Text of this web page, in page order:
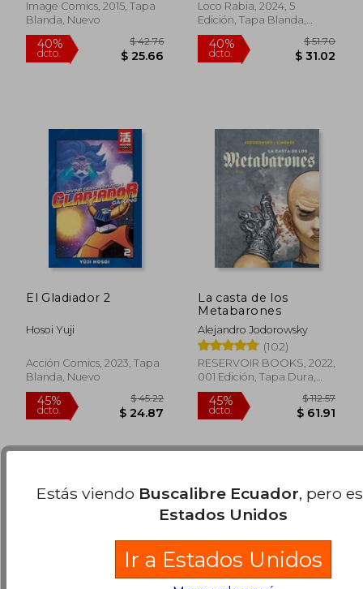
40%
dcto.
$ 94.64
Rápido
Image Comics, 2015, Tapa
Blanda, Nuevo
Loco Rabia, 2024, 5
Edición, Tapa Blanda,
Nuevo
El Gladiador 2
Hosoi Yuji
Acción Comics, 2023, Tapa
Blanda, Nuevo
La casta de los
Metabarones
Alejandro Jodorowsky
(102)
RESERVOIR BOOKS, 2022,
001 Edición, Tapa Dura,
Nuevo
Estás viendo Buscalibre Ecuador, pero
Estados Unidos
Ir a Estados Unidos